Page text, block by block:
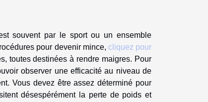
souvent par le sport ou un ensemble
pour devenir mince, cliquez pour
toutes destinées à rendre maigres. Pour
observer une efficacité au niveau de
Vous devez être assez déterminé pour
désespérément la perte de poids et